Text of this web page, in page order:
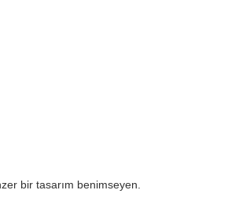
bir tasarım benimseyen.